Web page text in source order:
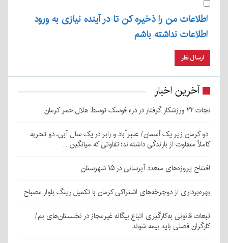
اطلاعات من را ذخیره کن تا در آینده نیازی به ورود
اطلاعات نداشته باشم
آخرین اخبار
نجات ۲۲ ورزشکار گرفتار در دره فوسک توسط هلال‌احمر کرمان
دو کرمان زیر یک آسمان/ عنبرآباد و رابر در یک سال آبی، دو تجربه
کاملاً متفاوت از بارندگی داشته‌اند؛ تفاوتی که میانگین…
افتتاح پروژه‌های متعدد آبرسانی در ۱۵ شهرستان
بهره‌برداری از دوچرخه‌های اشتراکی کرمان با تکمیل رینگ بلوار مصباح
تبعات قانونی به‌کارگیری اتباع بیگانه غیرمجاز در نخلستان‌های بم/
کارگران فصلی باید بیمه شوند